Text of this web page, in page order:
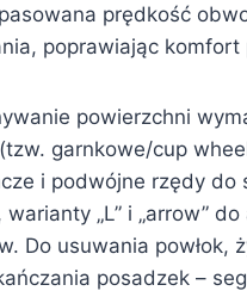
prędkość
poprawiając komfort
powierzchni
(tzw. garnkowe/cup
i podwójne rzędy
„L” i „arrow”
Do usuwania
posadzek –